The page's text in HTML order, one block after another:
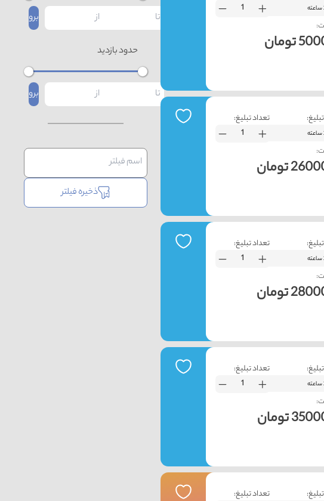
برو
حدود بازدید
برو
ذخیره فیلتر
تومان
تعداد تبلیغ:
تومان
تعداد تبلیغ:
تومان
تعداد تبلیغ:
تومان
تعداد تبلیغ: